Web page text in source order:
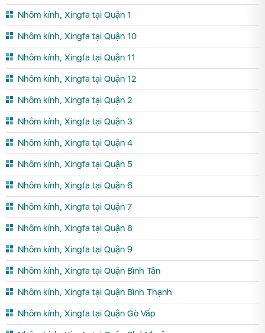
Nhôm kính, Xingfa tại Quận 1
Nhôm kính, Xingfa tại Quận 10
Nhôm kính, Xingfa tại Quận 11
Nhôm kính, Xingfa tại Quận 12
Nhôm kính, Xingfa tại Quận 2
Nhôm kính, Xingfa tại Quận 3
Nhôm kính, Xingfa tại Quận 4
Nhôm kính, Xingfa tại Quận 5
Nhôm kính, Xingfa tại Quận 6
Nhôm kính, Xingfa tại Quận 7
Nhôm kính, Xingfa tại Quận 8
Nhôm kính, Xingfa tại Quận 9
Nhôm kính, Xingfa tại Quận Bình Tân
Nhôm kính, Xingfa tại Quận Bình Thạnh
Nhôm kính, Xingfa tại Quận Gò Vấp